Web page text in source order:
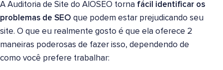
A Auditoria de Site do AIOSEO torna fácil identificar os
problemas de SEO que podem estar prejudicando seu
site. O que eu realmente gosto é que ela oferece 2
maneiras poderosas de fazer isso, dependendo de
como você prefere trabalhar: